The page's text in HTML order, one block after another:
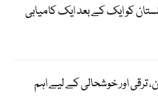
کو ایک کے بعد ایک کامیابی
ترقی اور خوشحالی کے لیے اہم